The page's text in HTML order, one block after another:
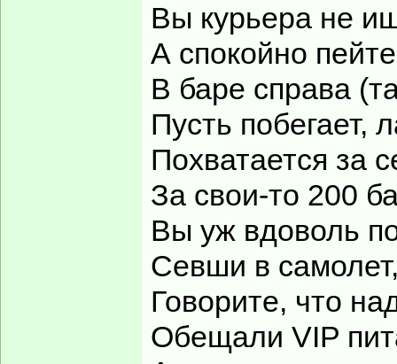
Вы курьера не
А спокойно
В баре справа
Пусть побегает,
Похватается за
За свои-то 200
Вы уж вдоволь
Севши в
Говорите, что
Обещали VIP